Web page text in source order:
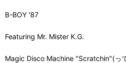
B-BOY '87
Featuring Mr. Mister K.G.
Magic Disco Machine "Scratchin"(っ